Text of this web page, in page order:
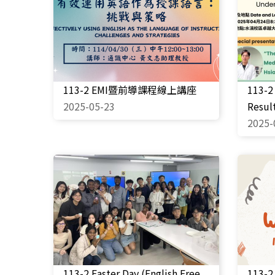
113-2 EMI暨前導課程線上講座
2025-05-23
113-